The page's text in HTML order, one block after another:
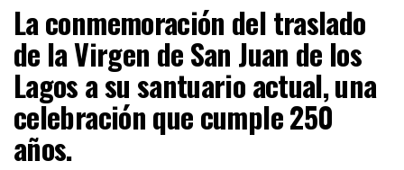
La conmemoración del traslado
de la Virgen de San Juan de los
Lagos a su santuario actual, una
celebración que cumple 250
años.